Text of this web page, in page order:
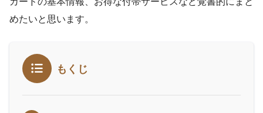
めたいと思います。
もくじ